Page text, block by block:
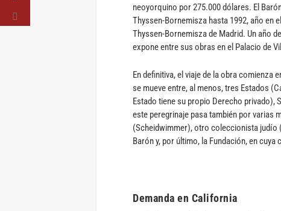
neoyorquino por 275.000 dólares. El
Thyssen-Bornemisza hasta 1992, año en
Thyssen-Bornemisza de Madrid. Un año
expone entre sus obras en el Palacio de
En definitiva, el viaje de la obra comienza
se mueve entre, al menos, tres Estados
Estado tiene su propio Derecho privado),
este peregrinaje pasa también por varias
(Scheidwimmer), otro coleccionista judío
Barón y, por último, la Fundación, en
Demanda en California